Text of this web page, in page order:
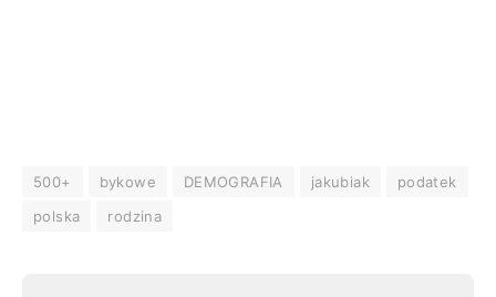
500+ bykowe DEMOGRAFIA jakubiak
podatek
polska
rodzina